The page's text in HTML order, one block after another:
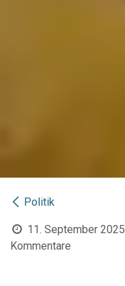
Politik
11. September 2025
Kommentare